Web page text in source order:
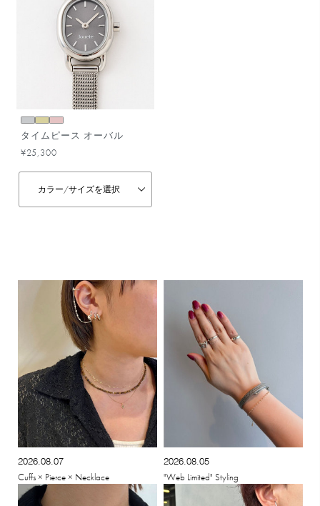
タイムピース オーバル
¥25,300
カラー/サイズを選択
2026.08.07
Cuffs × Pierce × Necklace
2026.08.05
"Web Limited" Styling